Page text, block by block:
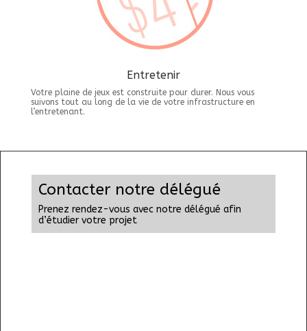
Entretenir
Votre plaine de jeux est construite pour durer. Nous vous
suivons tout au long de la vie de votre infrastructure en
l’entretenant.
Contacter notre délégué
Prenez rendez-vous avec notre délégué afin
d’étudier votre projet